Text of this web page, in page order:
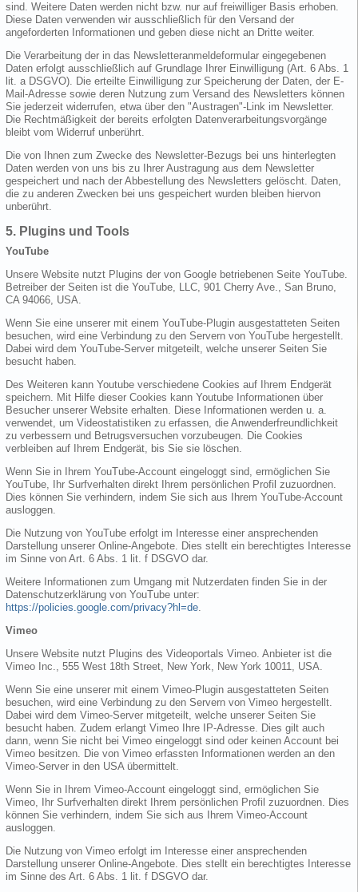
sind. Weitere Daten werden nicht bzw. nur auf freiwilliger Basis erhoben.
Diese Daten verwenden wir ausschließlich für den Versand der
angeforderten Informationen und geben diese nicht an Dritte weiter.
Die Verarbeitung der in das Newsletteranmeldeformular eingegebenen
Daten erfolgt ausschließlich auf Grundlage Ihrer Einwilligung (Art. 6 Abs. 1
lit. a DSGVO). Die erteilte Einwilligung zur Speicherung der Daten, der E-
Mail-Adresse sowie deren Nutzung zum Versand des Newsletters können
Sie jederzeit widerrufen, etwa über den "Austragen"-Link im Newsletter.
Die Rechtmäßigkeit der bereits erfolgten Datenverarbeitungsvorgänge
bleibt vom Widerruf unberührt.
Die von Ihnen zum Zwecke des Newsletter-Bezugs bei uns hinterlegten
Daten werden von uns bis zu Ihrer Austragung aus dem Newsletter
gespeichert und nach der Abbestellung des Newsletters gelöscht. Daten,
die zu anderen Zwecken bei uns gespeichert wurden bleiben hiervon
unberührt.
5. Plugins und Tools
YouTube
Unsere Website nutzt Plugins der von Google betriebenen Seite YouTube.
Betreiber der Seiten ist die YouTube, LLC, 901 Cherry Ave., San Bruno,
CA 94066, USA.
Wenn Sie eine unserer mit einem YouTube-Plugin ausgestatteten Seiten
besuchen, wird eine Verbindung zu den Servern von YouTube hergestellt.
Dabei wird dem YouTube-Server mitgeteilt, welche unserer Seiten Sie
besucht haben.
Des Weiteren kann Youtube verschiedene Cookies auf Ihrem Endgerät
speichern. Mit Hilfe dieser Cookies kann Youtube Informationen über
Besucher unserer Website erhalten. Diese Informationen werden u. a.
verwendet, um Videostatistiken zu erfassen, die Anwenderfreundlichkeit
zu verbessern und Betrugsversuchen vorzubeugen. Die Cookies
verbleiben auf Ihrem Endgerät, bis Sie sie löschen.
Wenn Sie in Ihrem YouTube-Account eingeloggt sind, ermöglichen Sie
YouTube, Ihr Surfverhalten direkt Ihrem persönlichen Profil zuzuordnen.
Dies können Sie verhindern, indem Sie sich aus Ihrem YouTube-Account
ausloggen.
Die Nutzung von YouTube erfolgt im Interesse einer ansprechenden
Darstellung unserer Online-Angebote. Dies stellt ein berechtigtes Interesse
im Sinne von Art. 6 Abs. 1 lit. f DSGVO dar.
Weitere Informationen zum Umgang mit Nutzerdaten finden Sie in der
Datenschutzerklärung von YouTube unter:
https://policies.google.com/privacy?hl=de
Vimeo
Unsere Website nutzt Plugins des Videoportals Vimeo. Anbieter ist die
Vimeo Inc., 555 West 18th Street, New York, New York 10011, USA.
Wenn Sie eine unserer mit einem Vimeo-Plugin ausgestatteten Seiten
besuchen, wird eine Verbindung zu den Servern von Vimeo hergestellt.
Dabei wird dem Vimeo-Server mitgeteilt, welche unserer Seiten Sie
besucht haben. Zudem erlangt Vimeo Ihre IP-Adresse. Dies gilt auch
dann, wenn Sie nicht bei Vimeo eingeloggt sind oder keinen Account bei
Vimeo besitzen. Die von Vimeo erfassten Informationen werden an den
Vimeo-Server in den USA übermittelt.
Wenn Sie in Ihrem Vimeo-Account eingeloggt sind, ermöglichen Sie
Vimeo, Ihr Surfverhalten direkt Ihrem persönlichen Profil zuzuordnen. Dies
können Sie verhindern, indem Sie sich aus Ihrem Vimeo-Account
ausloggen.
Die Nutzung von Vimeo erfolgt im Interesse einer ansprechenden
Darstellung unserer Online-Angebote. Dies stellt ein berechtigtes Interesse
im Sinne des Art. 6 Abs. 1 lit. f DSGVO dar.